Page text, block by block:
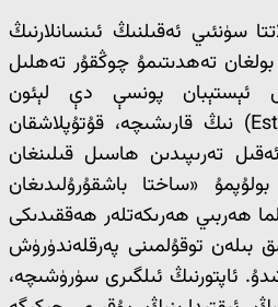
سۈنئىي ئەقىلنىڭ ئىنسانلارنىڭ
تەھدىتىمۇ چوڭقۇر تەھلىل
ئېستېبان پونسې دې لېئون
(Esteban Ponce de León) نىڭ قارىشىچە، قۇتۇپلاشقان
تەرىپىدىن ھاسىل قىلىنغان
«ساختا باشقۇرۇلىدىغان
ھەربىي ھەرىكەتلەر ھەققىدىكى
بىلەن توقۇلمىنى پەرقلەندۈرۈش
ئاپتورنىڭ ئىلگىرى سۈرۈشىچە،